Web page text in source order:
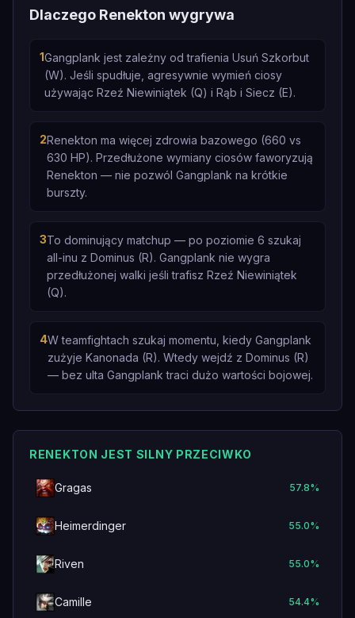
Dlaczego Renekton wygrywa
1Gangplank jest zależny od trafienia Usuń Szkorbut
(W). Jeśli spudłuje, agresywnie wymień ciosy
używając Rzeź Niewiniątek (Q) i Rąb i Siecz (E).
2Renekton ma więcej zdrowia bazowego (660 vs
630 HP). Przedłużone wymiany ciosów faworyzują
Renekton — nie pozwól Gangplank na krótkie
burszty.
3To dominujący matchup — po poziomie 6 szukaj
all-inu z Dominus (R). Gangplank nie wygra
przedłużonej walki jeśli trafisz Rzeź Niewiniątek
(Q).
4W teamfightach szukaj momentu, kiedy Gangplank
zużyje Kanonada (R). Wtedy wejdź z Dominus (R)
— bez ulta Gangplank traci dużo wartości bojowej.
RENEKTON JEST SILNY PRZECIWKO
Gragas 57.8%
Heimerdinger 55.0%
Riven 55.0%
Camille 54.4%